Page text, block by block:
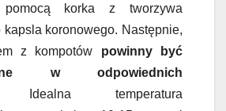
korka z tworzywa
koronowego. Następnie,
z kompotów powinny być
w odpowiednich
temperatura